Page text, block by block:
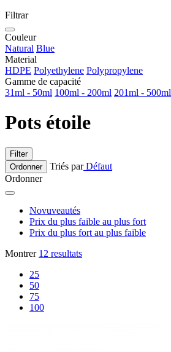
Filtrar
Couleur
Natural Blue
Material
HDPE Polyethylene Polypropylene
Gamme de capacité
31ml - 50ml 100ml - 200ml 201ml - 500ml
Pots étoile
Filter
Ordonner
Triés parDéfaut
Ordonner
Novuveautés
Prix du plus faible au plus fort
Prix du plus fort au plus faible
Montrer 12 resultats
25
50
75
100